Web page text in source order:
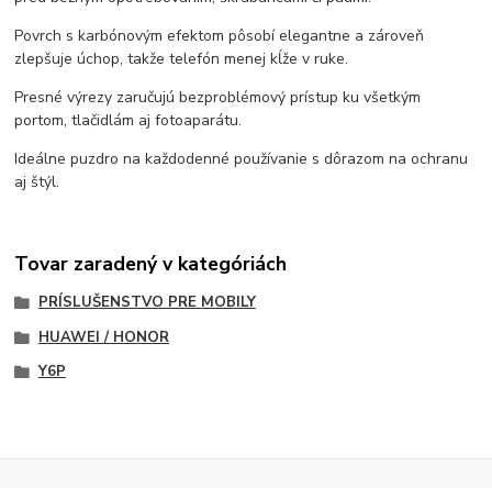
Povrch s karbónovým efektom pôsobí elegantne a zároveň
zlepšuje úchop, takže telefón menej kĺže v ruke.
Presné výrezy zaručujú bezproblémový prístup ku všetkým
portom, tlačidlám aj fotoaparátu.
Ideálne puzdro na každodenné používanie s dôrazom na ochranu
aj štýl.
Tovar zaradený v kategóriách
PRÍSLUŠENSTVO PRE MOBILY
HUAWEI / HONOR
Y6P